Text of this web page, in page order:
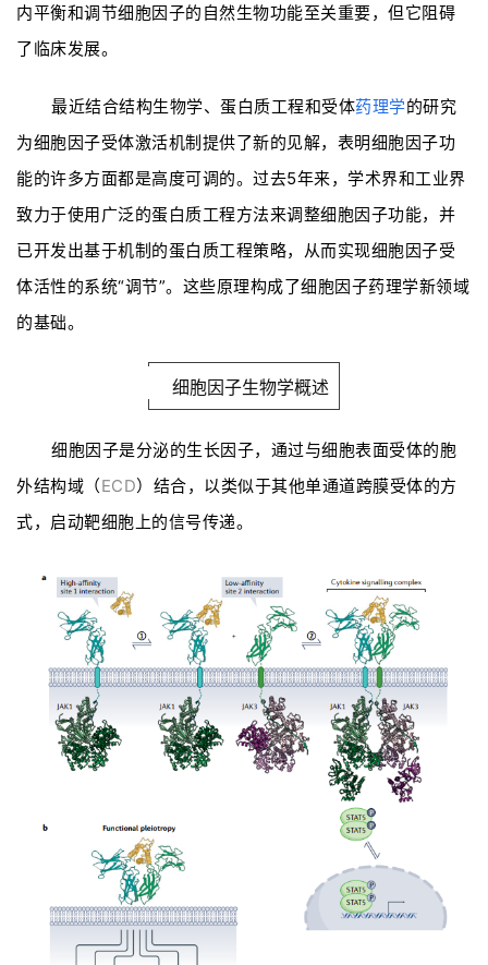
内平衡和调节细胞因子的自然生物功能至关重要，但它阻碍
了临床发展。
最近结合结构生物学、蛋白质工程和受体药理学的研究
为细胞因子受体激活机制提供了新的见解，表明细胞因子功
能的许多方面都是高度可调的。过去5年来，学术界和工业界
致力于使用广泛的蛋白质工程方法来调整细胞因子功能，并
已开发出基于机制的蛋白质工程策略，从而实现细胞因子受
体活性的系统“调节”。这些原理构成了细胞因子药理学新领域
的基础。
细胞因子生物学概述
细胞因子是分泌的生长因子，通过与细胞表面受体的胞
外结构域（ECD）结合，以类似于其他单通道跨膜受体的方
式，启动靶细胞上的信号传递。